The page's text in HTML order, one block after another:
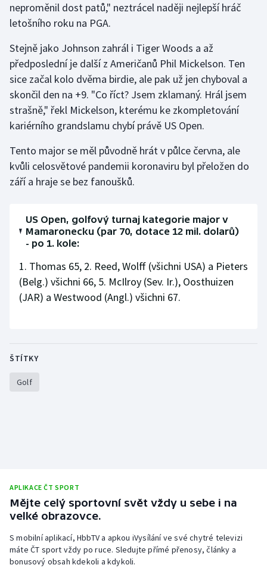
Motorsport
Parasport
Plavání
Plážový volejbal
Ragby
Rychlobruslení
Short track
Sportovní střelba
Stolní tenis
Veslování
Vodní slalom
neproměnil dost patů," neztrácel naději nejlepší hráč
letošního roku na PGA.
Stejně jako Johnson zahrál i Tiger Woods a až
předposlední je další z Američanů Phil Mickelson. Ten
sice začal kolo dvěma birdie, ale pak už jen chyboval a
skončil den na +9. "Co říct? Jsem zklamaný. Hrál jsem
strašně," řekl Mickelson, kterému ke zkompletování
kariérního grandslamu chybí právě US Open.
Tento major se měl původně hrát v půlce června, ale
kvůli celosvětové pandemii koronaviru byl přeložen do
září a hraje se bez fanoušků.
US Open, golfový turnaj kategorie major v
Mamaronecku (par 70, dotace 12 mil. dolarů)
- po 1. kole:
1. Thomas 65, 2. Reed, Wolff (všichni USA) a Pieters
(Belg.) všichni 66, 5. McIlroy (Sev. Ir.), Oosthuizen
(JAR) a Westwood (Angl.) všichni 67.
ŠTÍTKY
Golf
APLIKACE ČT SPORT
Mějte celý sportovní svět vždy u sebe i na
velké obrazovce.
S mobilní aplikací, HbbTV a apkou iVysílání ve své chytré televizi
máte ČT sport vždy po ruce. Sledujte přímé přenosy, články a
bonusový obsah kdekoli a kdykoli.